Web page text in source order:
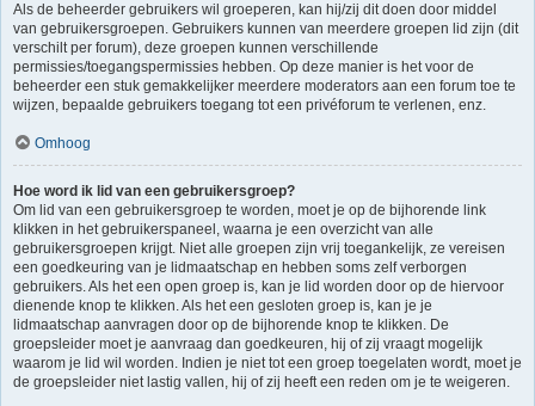
Als de beheerder gebruikers wil groeperen, kan hij/zij dit doen door middel
van gebruikersgroepen. Gebruikers kunnen van meerdere groepen lid zijn (dit
verschilt per forum), deze groepen kunnen verschillende
permissies/toegangspermissies hebben. Op deze manier is het voor de
beheerder een stuk gemakkelijker meerdere moderators aan een forum toe te
wijzen, bepaalde gebruikers toegang tot een privéforum te verlenen, enz.
Omhoog
Hoe word ik lid van een gebruikersgroep?
Om lid van een gebruikersgroep te worden, moet je op de bijhorende link
klikken in het gebruikerspaneel, waarna je een overzicht van alle
gebruikersgroepen krijgt. Niet alle groepen zijn vrij toegankelijk, ze vereisen
een goedkeuring van je lidmaatschap en hebben soms zelf verborgen
gebruikers. Als het een open groep is, kan je lid worden door op de hiervoor
dienende knop te klikken. Als het een gesloten groep is, kan je je
lidmaatschap aanvragen door op de bijhorende knop te klikken. De
groepsleider moet je aanvraag dan goedkeuren, hij of zij vraagt mogelijk
waarom je lid wil worden. Indien je niet tot een groep toegelaten wordt, moet je
de groepsleider niet lastig vallen, hij of zij heeft een reden om je te weigeren.